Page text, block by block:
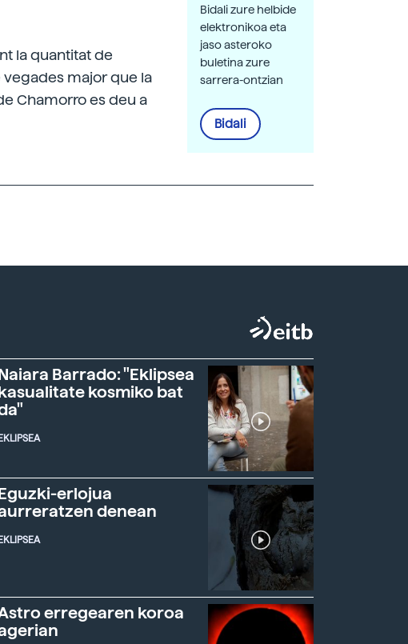
la quantitat de
major que la
Chamorro es deu a
Bidali zure helbide
elektronikoa eta
jaso asteroko
buletina zure
sarrera-ontzian
Bidali
Barrado: "Eklipsea
kosmiko bat
EKLIPSEA
erlojua
denean
erregearen koroa